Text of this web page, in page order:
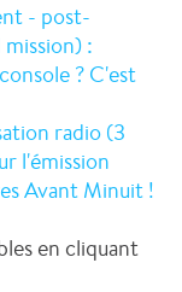
- post-
:
? C'est
radio (3
l'émission
Avant Minuit !
en cliquant